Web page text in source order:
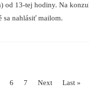
od 13-tej hodiny. Na
sa nahlásiť mailom.
6 7 Next Last »